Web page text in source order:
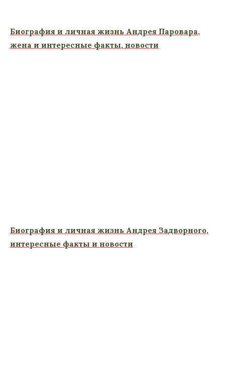
Биография и личная жизнь Андрея Паровара,
жена и интересные факты, новости
Биография и личная жизнь Андрея Задворного,
интересные факты и новости